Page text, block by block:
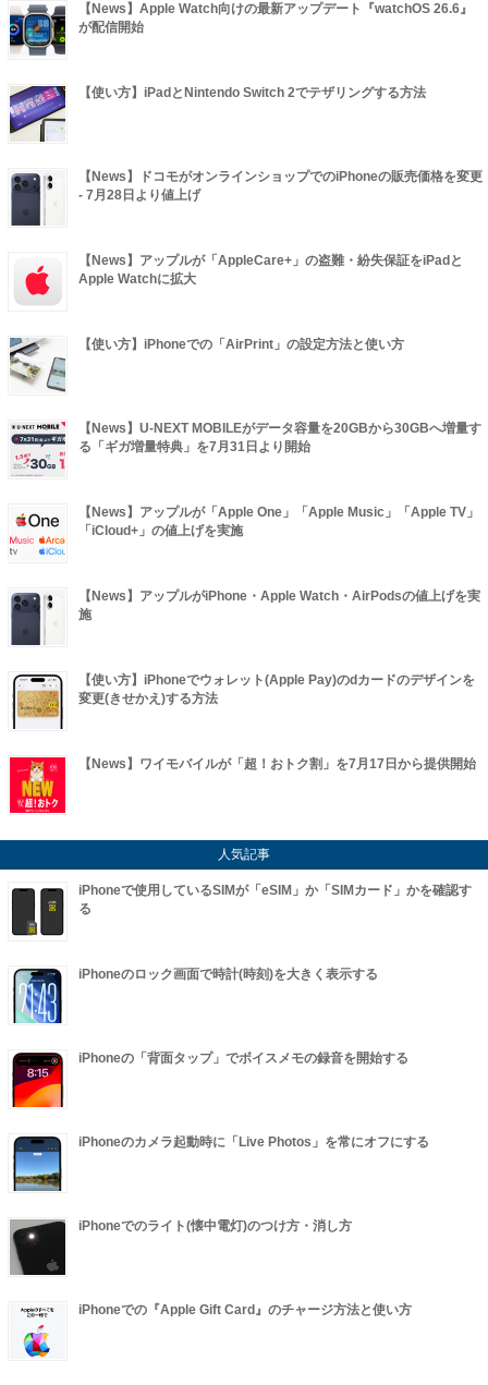
【News】Apple Watch向けの最新アップデート『watchOS 26.6』
が配信開始
【使い方】iPadとNintendo Switch 2でテザリングする方法
【News】ドコモがオンラインショップでのiPhoneの販売価格を変更
- 7月28日より値上げ
【News】アップルが「AppleCare+」の盗難・紛失保証をiPadと
Apple Watchに拡大
【使い方】iPhoneでの「AirPrint」の設定方法と使い方
【News】U-NEXT MOBILEがデータ容量を20GBから30GBへ増量す
る「ギガ増量特典」を7月31日より開始
【News】アップルが「Apple One」「Apple Music」「Apple TV」
「iCloud+」の値上げを実施
【News】アップルがiPhone・Apple Watch・AirPodsの値上げを実
施
【使い方】iPhoneでウォレット(Apple Pay)のdカードのデザインを
変更(きせかえ)する方法
【News】ワイモバイルが「超！おトク割」を7月17日から提供開始
人気記事
iPhoneで使用しているSIMが「eSIM」か「SIMカード」かを確認す
る
iPhoneのロック画面で時計(時刻)を大きく表示する
iPhoneの「背面タップ」でボイスメモの録音を開始する
iPhoneのカメラ起動時に「Live Photos」を常にオフにする
iPhoneでのライト(懐中電灯)のつけ方・消し方
iPhoneでの『Apple Gift Card』のチャージ方法と使い方